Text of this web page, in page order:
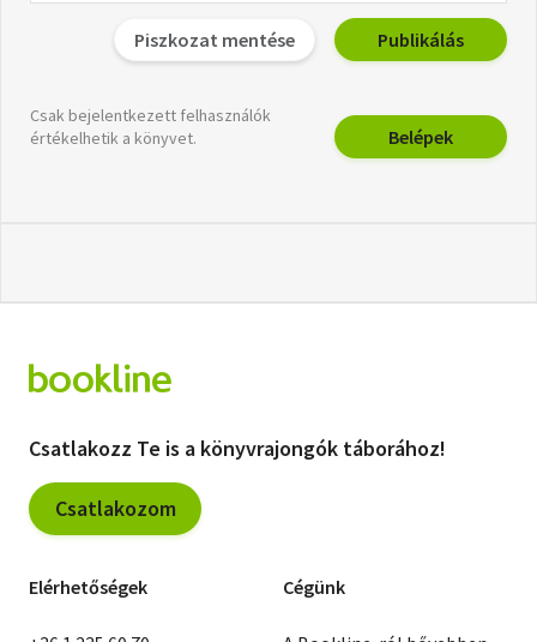
Piszkozat mentése Publikálás
Csak bejelentkezett felhasználók
értékelhetik a könyvet.
Belépek
Csatlakozz Te is a könyvrajongók táborához!
Csatlakozom
Elérhetőségek Cégünk